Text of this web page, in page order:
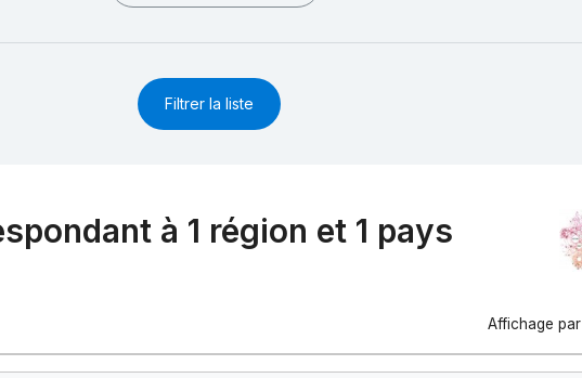
Filtrer la liste
à 1 région et 1 pays
Affichage par